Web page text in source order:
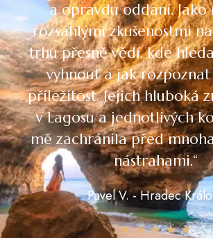
a opravdu oddaní. Jako
rozsáhlými zkušenostmi
trhu přesně vědí, kde
vyhnout a jak rozpoznat
příležitost. Jejich hluboká
v Lagosu a jednotlivých
mě zachránila před
nástrahami.“
Pavel V. - Hradec
★ ★ ★ ★ ★